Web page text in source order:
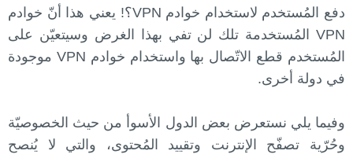
دفع المُستخدم لاستخدام خوادم VPN؟! يعني هذا أنّ خوادم
VPN المُستخدمة تلك لن تفي بهذا الغرض وسيتعيّن على
المُستخدم قطع الاتّصال بها واستخدام خوادم VPN موجودة
في دولة أخرى.
وفيما يلي نستعرض بعض الدول الأسوأ من حيث الخصوصيّة
وحُرّية تصفّح الإنترنت وتقييد المُحتوى، والتي لا يُنصح